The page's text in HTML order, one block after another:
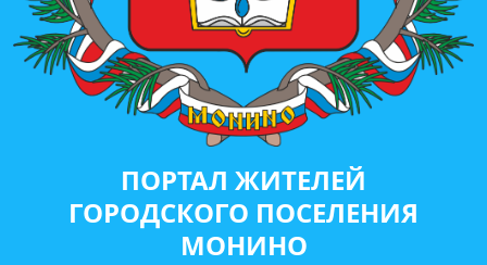
ПОРТАЛ ЖИТЕЛЕЙ
ГОРОДСКОГО ПОСЕЛЕНИЯ
МОНИНО